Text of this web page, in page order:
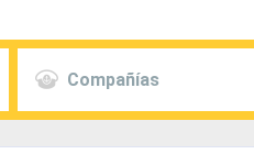
Compañías